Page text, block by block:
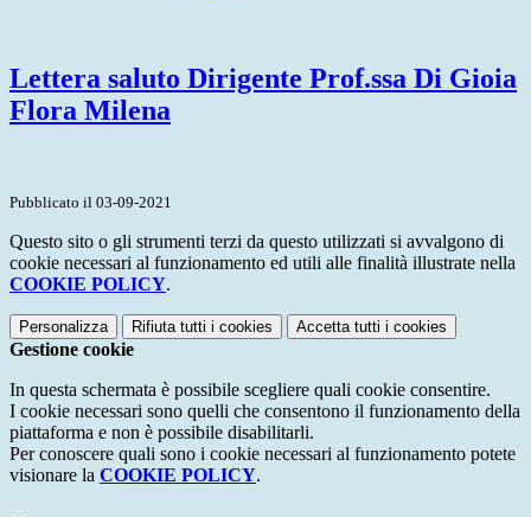
Lettera saluto Dirigente Prof.ssa Di Gioia
Flora Milena
Pubblicato il 03-09-2021
Questo sito o gli strumenti terzi da questo utilizzati si avvalgono di
cookie necessari al funzionamento ed utili alle finalità illustrate nella
COOKIE POLICY.
Personalizza Rifiuta tutti i cookies Accetta tutti i cookies
Gestione cookie
In questa schermata è possibile scegliere quali cookie consentire.
I cookie necessari sono quelli che consentono il funzionamento della
piattaforma e non è possibile disabilitarli.
Per conoscere quali sono i cookie necessari al funzionamento potete
visionare la COOKIE POLICY.